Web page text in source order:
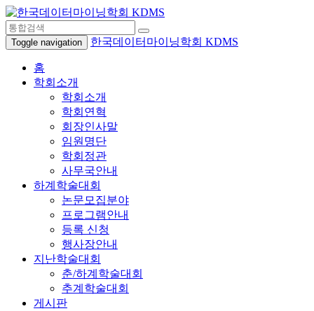
Toggle navigation 한국데이터마이닝학회 KDMS
홈
학회소개
학회소개
학회연혁
회장인사말
임원명단
학회정관
사무국안내
하계학술대회
논문모집분야
프로그램안내
등록 신청
행사장안내
지난학술대회
춘/하계학술대회
추계학술대회
게시판